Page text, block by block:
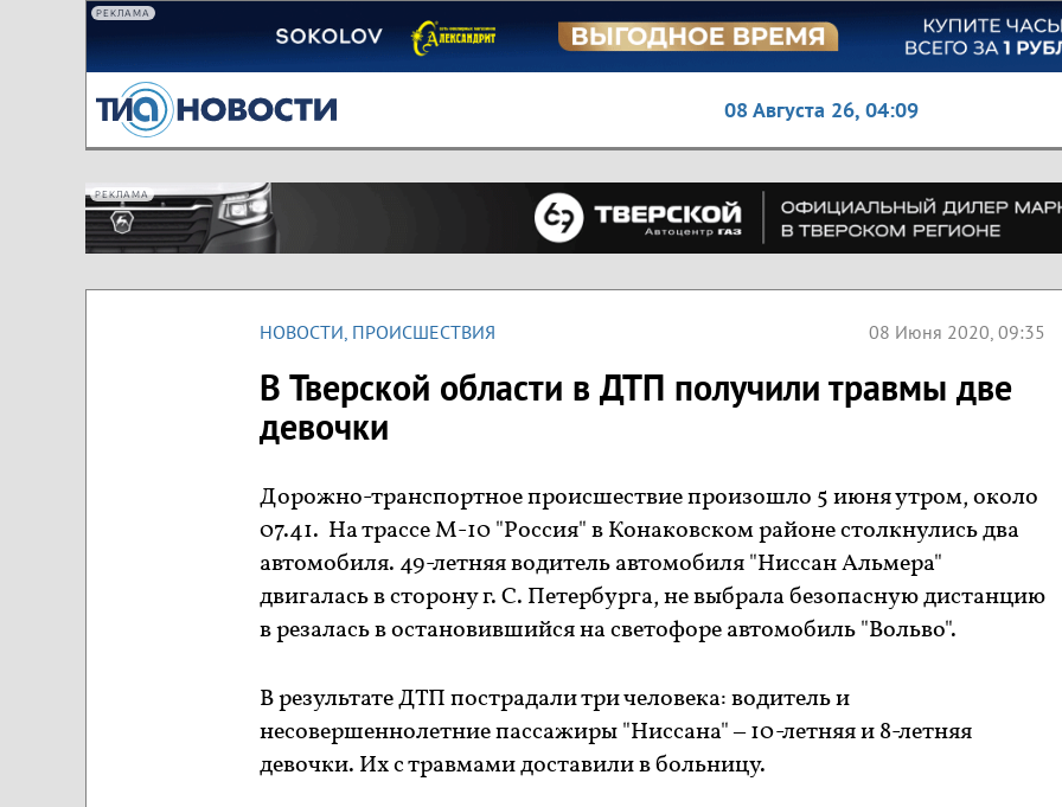
РЕКЛАМА
08 Августа 26,04:09
РЕКЛАМА
НОВОСТИ, ПРОИСШЕСТВИЯ 08 Июня 2020, 09:35
В Тверской области в ДТП получили травмы две
девочки
Дорожно-транспортное происшествие произошло 5 июня утром, около
07.41. На трассе М-10 "Россия" в Конаковском районе столкнулись два
автомобиля. 49-летняя водитель автомобиля "Ниссан Альмера"
двигалась в сторону г. С. Петербурга, не выбрала безопасную дистанцию
в резалась в остановившийся на светофоре автомобиль "Вольво".
В результате ДТП пострадали три человека: водитель и
несовершеннолетние пассажиры "Ниссана" – 10-летняя и 8-летняя
девочки. Их с травмами доставили в больницу.